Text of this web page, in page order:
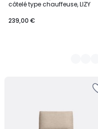
côtelé type chauffeuse, LIZY
239,00 €